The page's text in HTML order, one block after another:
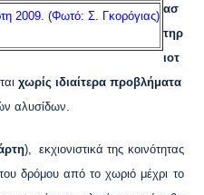
2009. (Φωτό: Σ. Γκορόγιας)
ασ
τηρ
ιοτ
χωρίς ιδιαίτερα προβλήματα
αλυσίδων.
), εκχιονιστικά της κοινότητας
δρόμου από το χωριό μέχρι το